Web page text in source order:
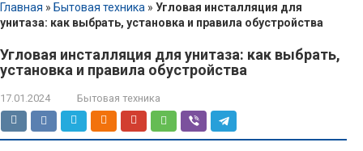
Главная » Бытовая техника » Угловая инсталляция для
унитаза: как выбрать, установка и правила обустройства
Угловая инсталляция для унитаза: как выбрать,
установка и правила обустройства
17.01.2024 Бытовая техника